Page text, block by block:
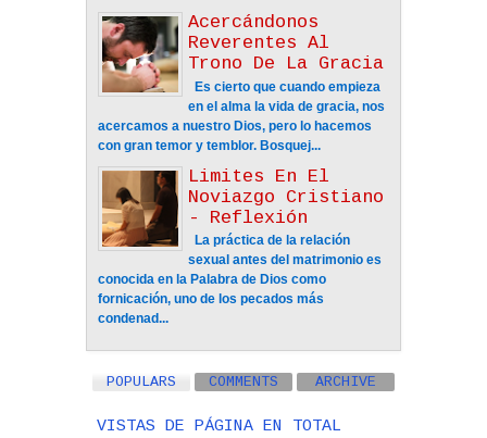
Acercándonos
Reverentes Al
Trono De La Gracia
Es cierto que cuando empieza
en el alma la vida de gracia, nos
acercamos a nuestro Dios, pero lo hacemos
con gran temor y temblor. Bosquej...
Limites En El
Noviazgo Cristiano
- Reflexión
La práctica de la relación
sexual antes del matrimonio es
conocida en la Palabra de Dios como
fornicación, uno de los pecados más
condenad...
POPULARS COMMENTS ARCHIVE
VISTAS DE PÁGINA EN TOTAL